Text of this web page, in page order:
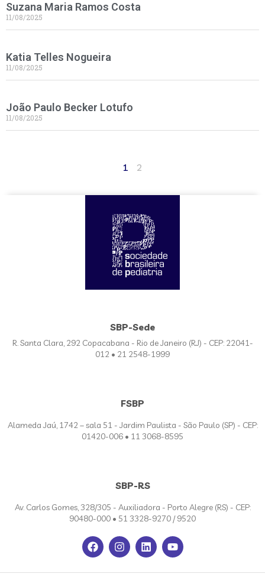
Suzana Maria Ramos Costa
11/08/2025
Katia Telles Nogueira
11/08/2025
João Paulo Becker Lotufo
11/08/2025
1 2
SBP-Sede
R. Santa Clara, 292 Copacabana - Rio de Janeiro (RJ) - CEP: 22041-
012 • 21 2548-1999
FSBP
Alameda Jaú, 1742 – sala 51 - Jardim Paulista - São Paulo (SP) - CEP:
01420-006 • 11 3068-8595
SBP-RS
Av. Carlos Gomes, 328/305 - Auxiliadora - Porto Alegre (RS) - CEP:
90480-000 • 51 3328-9270 / 9520